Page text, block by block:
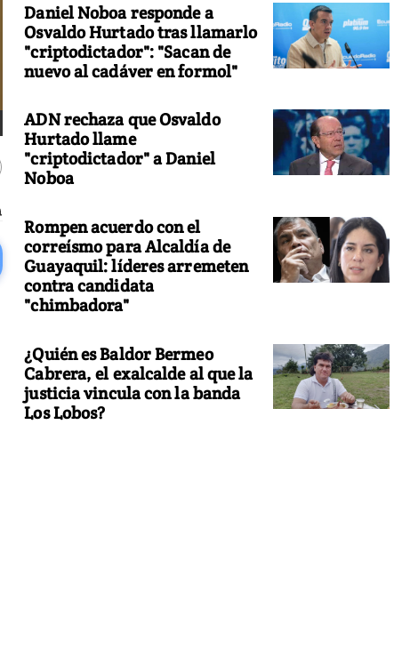
Daniel Noboa responde a
Osvaldo Hurtado tras llamarlo
"criptodictador": "Sacan de
nuevo al cadáver en formol"
ADN rechaza que Osvaldo
Hurtado llame
"criptodictador" a Daniel
Noboa
Rompen acuerdo con el
correísmo para Alcaldía de
Guayaquil: líderes arremeten
contra candidata
"chimbadora"
¿Quién es Baldor Bermeo
Cabrera, el exalcalde al que la
justicia vincula con la banda
Los Lobos?